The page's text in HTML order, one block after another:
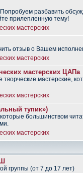
разбавить
прилепленную тему!
мастерских
отзыв о Вашем
мастерских
мастерских ЦАПа
мастерские,
мастерских
тупик»)
большинством
мастерских
группы (от 7 до 17 лет)